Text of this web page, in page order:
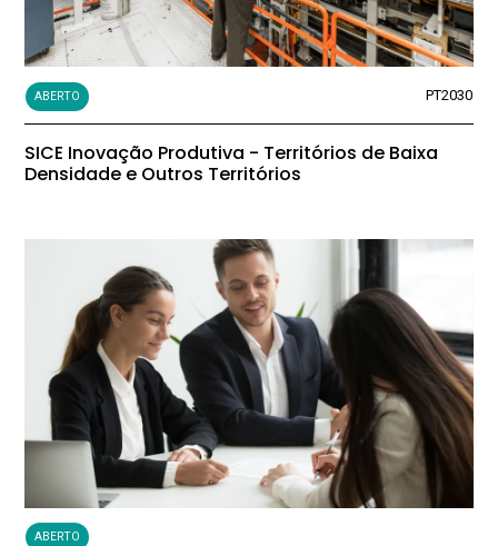
ABERTO PT2030
SICE Inovação Produtiva - Territórios de Baixa
Densidade e Outros Territórios
ABERTO